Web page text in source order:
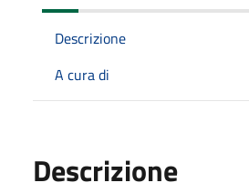
Descrizione
A cura di
Descrizione